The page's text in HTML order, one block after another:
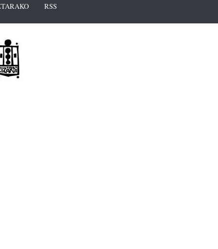
RSS